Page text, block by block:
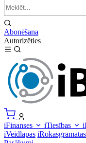
Abonēšana
Autorizēties
iFinanses iTiesības
iVeidlapas iRokasgrāmatas